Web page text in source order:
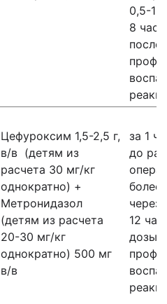
0,5-1
8
после
Цефуроксим 1,5-2,5 г,
в/в (детям из
расчета 30 мг/кг
однократно) +
Метронидазол
(детям из расчета
20-30 мг/кг
однократно) 500 мг
в/в
за 1
до
более
через
12
дозы,